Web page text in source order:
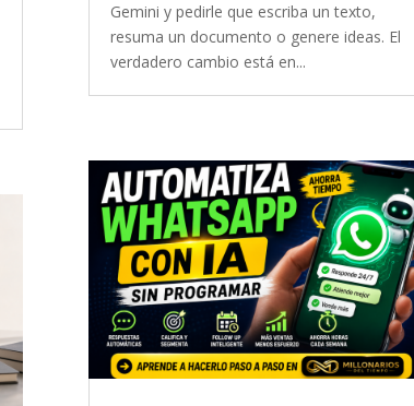
Gemini y pedirle que escriba un texto,
resuma un documento o genere ideas. El
verdadero cambio está en...